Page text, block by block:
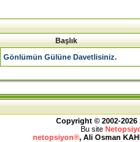
Başlık
Gönlümün Gülüne Davetlisiniz.
Copyright © 2002-2026
Bu site
netopsiyon®, Ali Osman